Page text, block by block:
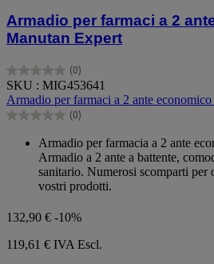
Armadio per farmaci a 2
Manutan Expert
(0)
0.0
su
5
stelle.
SKU : MIG453641
Armadio per farmaci a 2 ante
(0)
0.0
Armadio per farmacia a 2 ante
Armadio a 2 ante a battente,
sanitario. Numerosi scomparti per
vostri prodotti.
132,90 € -10%
119,61 € IVA Escl.